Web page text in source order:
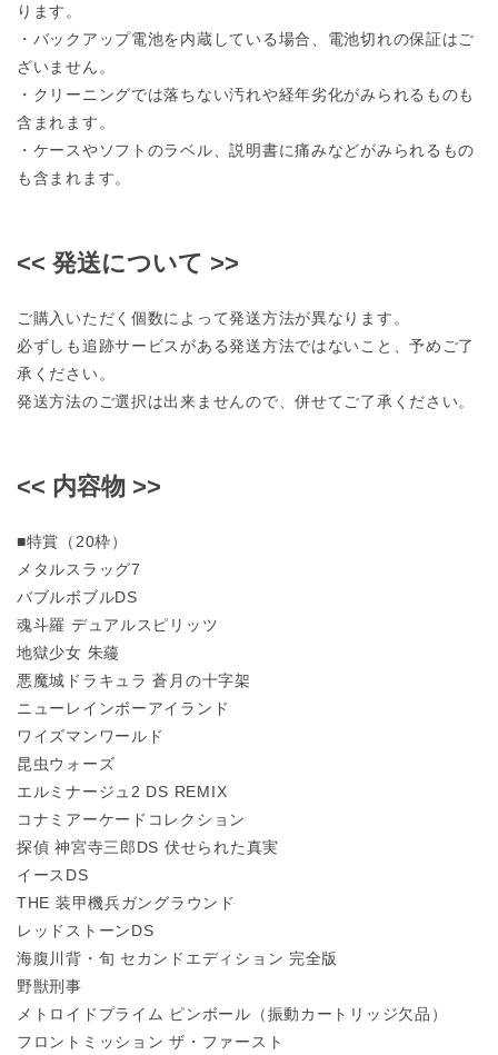
ります。
・バックアップ電池を内蔵している場合、電池切れの保証はご
ざいません。
・クリーニングでは落ちない汚れや経年劣化がみられるものも
含まれます。
・ケースやソフトのラベル、説明書に痛みなどがみられるもの
も含まれます。
<< 発送について >>
ご購入いただく個数によって発送方法が異なります。
必ずしも追跡サービスがある発送方法ではないこと、予めご了
承ください。
発送方法のご選択は出来ませんので、併せてご了承ください。
<< 内容物 >>
■特賞（20枠）
メタルスラッグ7
バブルボブルDS
魂斗羅 デュアルスピリッツ
地獄少女 朱蘰
悪魔城ドラキュラ 蒼月の十字架
ニューレインボーアイランド
ワイズマンワールド
昆虫ウォーズ
エルミナージュ2 DS REMIX
コナミアーケードコレクション
探偵 神宮寺三郎DS 伏せられた真実
イースDS
THE 装甲機兵ガングラウンド
レッドストーンDS
海腹川背・旬 セカンドエディション 完全版
野獣刑事
メトロイドプライム ピンボール（振動カートリッジ欠品）
フロントミッション ザ・ファースト